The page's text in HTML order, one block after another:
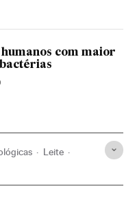
humanos com maior
Leite